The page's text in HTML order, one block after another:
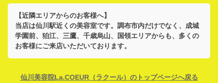
【近隣エリアからのお客様へ】
当店は仙川駅近くの美容室です。 調布市内だけでなく、 成城
学園前、狛江、三鷹、千歳烏山、国領エリアからも、多くの
お客様にご来店いただいております。
仙川美容院La.COEUR（ラクール）のトップページへ戻る